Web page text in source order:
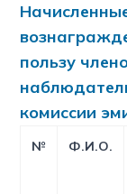
пользу
комиссии
№ Ф.И.О.